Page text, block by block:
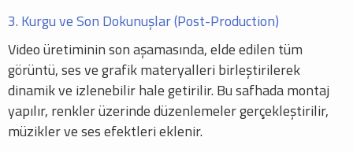
3. Kurgu ve Son Dokunuşlar (Post-Production)
Video üretiminin son aşamasında, elde edilen tüm
görüntü, ses ve grafik materyalleri birleştirilerek
dinamik ve izlenebilir hale getirilir. Bu safhada montaj
yapılır, renkler üzerinde düzenlemeler gerçekleştirilir,
müzikler ve ses efektleri eklenir.